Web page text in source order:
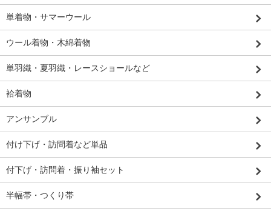
単着物・サマーウール
ウール着物・木綿着物
単羽織・夏羽織・レースショールなど
袷着物
アンサンブル
付け下げ・訪問着など単品
付下げ・訪問着・振り袖セット
半幅帯・つくり帯